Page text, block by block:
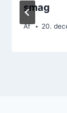
smag
Af 20.